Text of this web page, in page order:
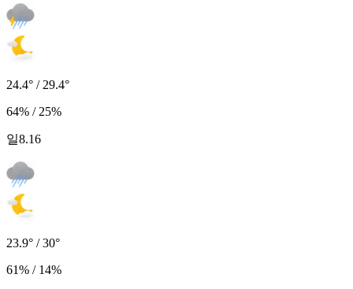
24.4° / 29.4°
64% / 25%
일8.16
23.9° / 30°
61% / 14%